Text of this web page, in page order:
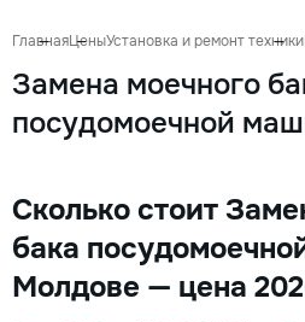
ГлавнаяЦеныУстановка и ремонт техники
Замена моечного
посудомоечной
Сколько стоит
бака
Молдове — цена